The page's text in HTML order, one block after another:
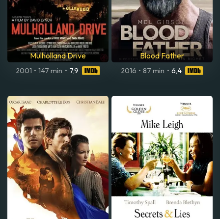
Mulholland Drive
2001 • 147 min • 7,9
Blood Father
2016 • 87 min • 6,4